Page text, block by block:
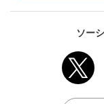
ソー